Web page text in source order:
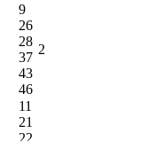
9
26
28
37
43
46
2
11
21
22